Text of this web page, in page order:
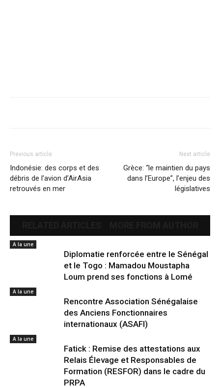
Previous article
Indonésie: des corps et des
débris de l’avion d’AirAsia
retrouvés en mer
Next article
Grèce: “le maintien du pays
dans l’Europe”, l’enjeu des
législatives
A la une
Diplomatie renforcée entre le Sénégal
et le Togo : Mamadou Moustapha
Loum prend ses fonctions à Lomé
A la une
Rencontre Association Sénégalaise
des Anciens Fonctionnaires
internationaux (ASAFI)
A la une
Fatick : Remise des attestations aux
Relais Élevage et Responsables de
Formation (RESFOR) dans le cadre du
PRPA